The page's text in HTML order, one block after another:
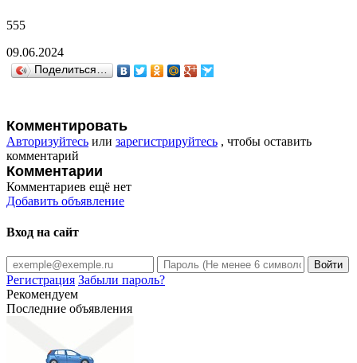
555
09.06.2024
Поделиться…
Комментировать
Авторизуйтесь или зарегистрируйтесь , чтобы оставить
комментарий
Комментарии
Комментариев ещё нет
Добавить объявление
Вход на сайт
Регистрация Забыли пароль?
Рекомендуем
Последние объявления